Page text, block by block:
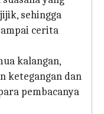
sehingga
cerita
kalangan,
ketegangan dan
pembacanya